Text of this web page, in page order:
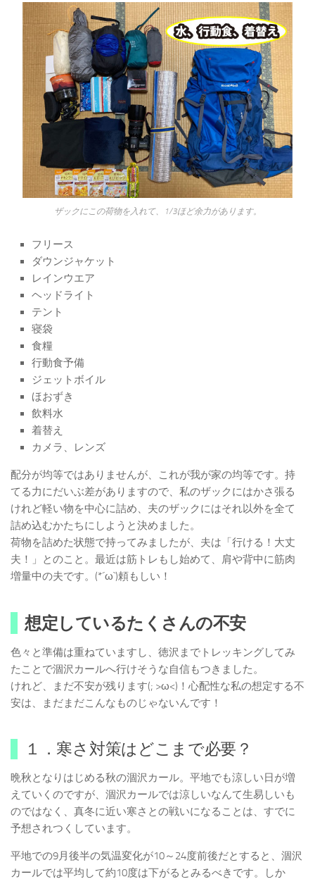
ザックにこの荷物を入れて、1/3ほど余力があります。
フリース
ダウンジャケット
レインウエア
ヘッドライト
テント
寝袋
食糧
行動食予備
ジェットボイル
ほおずき
飲料水
着替え
カメラ、レンズ
配分が均等ではありませんが、これが我が家の均等です。持
てる力にだいぶ差がありますので、私のザックにはかさ張る
けれど軽い物を中心に詰め、夫のザックにはそれ以外を全て
詰め込むかたちにしようと決めました。
荷物を詰めた状態で持ってみましたが、夫は「行ける！大丈
夫！」とのこと。最近は筋トレもし始めて、肩や背中に筋肉
増量中の夫です。(*´ω`)頼もしい！
想定しているたくさんの不安
色々と準備は重ねていますし、徳沢までトレッキングしてみ
たことで涸沢カールへ行けそうな自信もつきました。
けれど、まだ不安が残ります(; >ω<)！心配性な私の想定する不
安は、まだまだこんなものじゃないんです！
１．寒さ対策はどこまで必要？
晩秋となりはじめる秋の涸沢カール。平地でも涼しい日が増
えていくのですが、涸沢カールでは涼しいなんて生易しいも
のではなく、真冬に近い寒さとの戦いになることは、すでに
予想されつくしています。
平地での9月後半の気温変化が10～24度前後だとすると、涸沢
カールでは平均して約10度は下がるとみるべきです。しか